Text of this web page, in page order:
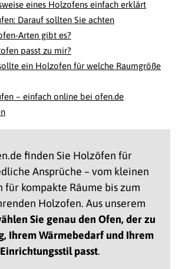
eines Holzofens einfach erklärt
Darauf sollten Sie achten
Arten gibt es?
passt zu mir?
ein Holzofen für welche Raumgröße
– einfach online bei ofen.de
finden Sie Holzöfen für
Ansprüche – vom kleinen
für kompakte Räume bis zum
Holzofen. Aus unserem
Sie genau den Ofen, der zu
Ihrem Wärmebedarf und Ihrem
Einrichtungsstil passt.